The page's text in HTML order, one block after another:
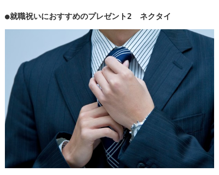
●就職祝いにおすすめのプレゼント2 ネクタイ